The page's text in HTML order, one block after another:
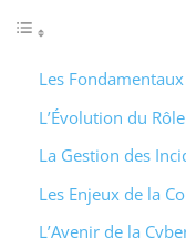
Les
L’Évolution du
La Gestion des
Les Enjeux de la
L’Avenir de la